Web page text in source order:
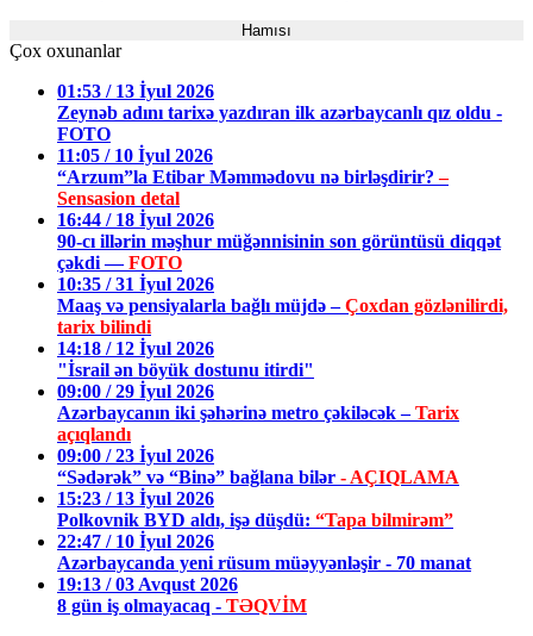
Hamısı
Çox oxunanlar
01:53 / 13 İyul 2026
Zeynəb adını tarixə yazdıran ilk azərbaycanlı qız oldu -
FOTO
11:05 / 10 İyul 2026
“Arzum”la Etibar Məmmədovu nə birləşdirir?–
Sensasion detal
16:44 / 18 İyul 2026
90-cı illərin məşhur müğənnisinin son görüntüsü diqqət
çəkdi —FOTO
10:35 / 31 İyul 2026
Maaş və pensiyalarla bağlı müjdə –Çoxdan gözlənilirdi,
tarix bilindi
14:18 / 12 İyul 2026
"İsrail ən böyük dostunu itirdi"
09:00 / 29 İyul 2026
Azərbaycanın iki şəhərinə metro çəkiləcək –Tarix
açıqlandı
09:00 / 23 İyul 2026
“Sədərək” və “Binə” bağlana bilər - AÇIQLAMA
15:23 / 13 İyul 2026
Polkovnik BYD aldı, işə düşdü: “Tapa bilmirəm”
22:47 / 10 İyul 2026
Azərbaycanda yeni rüsum müəyyənləşir - 70 manat
19:13 / 03 Avqust 2026
8 gün iş olmayacaq - TƏQVİM